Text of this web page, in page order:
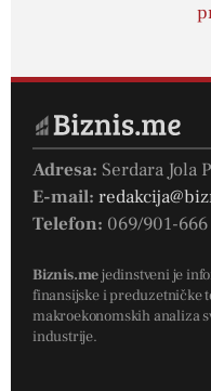
Adresa: Serdara Jola
E-mail:
Telefon: 069/901-666
Biznis.mejedinstveni je
finansijske i preduzetničke
makroekonomskih analiza
industrije.